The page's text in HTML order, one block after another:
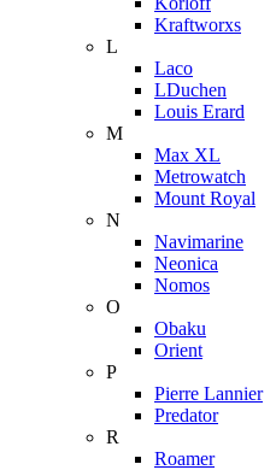
Kraftworxs
L
Laco
LDuchen
Louis Erard
M
Max XL
Metrowatch
Mount Royal
N
Navimarine
Neonica
Nomos
O
Obaku
Orient
P
Pierre Lannier
Predator
R
Roamer